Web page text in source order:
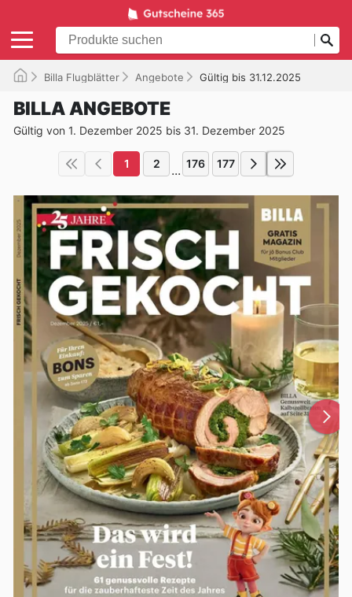
Billa Flugblätter Angebote Gültig bis 31.12.2025
BILLA ANGEBOTE
Gültig von 1. Dezember 2025 bis 31. Dezember 2025
1 2 ... 176 177